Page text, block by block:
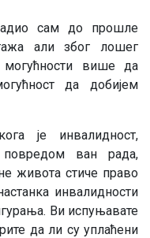
сам до прошле
али због лошег
више да
да добијем
је инвалидност,
повредом ван рада,
живота стиче право
инвалидности
Ви испуњавате
да ли су уплаћени